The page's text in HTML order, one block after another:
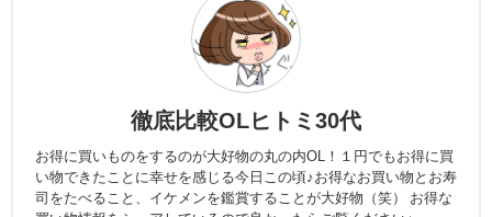
食品
【徹底レビュー】iHerb(アイハ
ーブ)は怪しい？偽物？安全？
購入前に読むべき！激安海外通
販サイトSHEINって実際ど
う？